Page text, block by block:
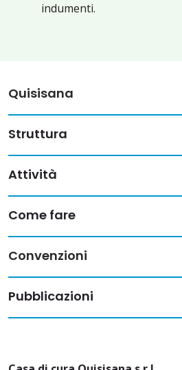
indumenti.
Quisisana
Struttura
Attività
Come fare
Convenzioni
Pubblicazioni